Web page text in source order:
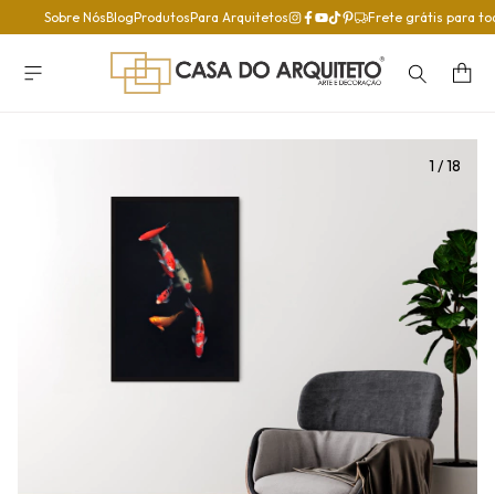
Sobre NósBlogProdutosPara Arquitetos Frete grátis para
1 /18